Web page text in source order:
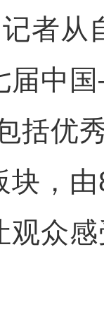
从
届中
括优
块，
观众